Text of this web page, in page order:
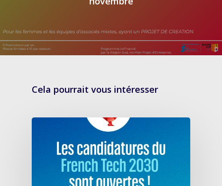
Cela pourrait vous intéresser